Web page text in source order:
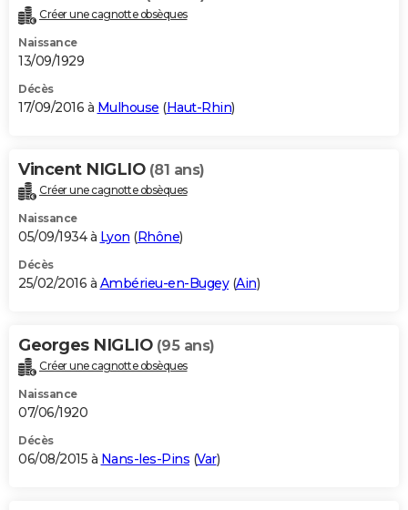
Créer une cagnotte obsèques
Naissance
13/09/1929
Décès
17/09/2016 à Mulhouse (Haut-Rhin)
Vincent NIGLIO (81 ans)
Créer une cagnotte obsèques
Naissance
05/09/1934 à Lyon (Rhône)
Décès
25/02/2016 à Ambérieu-en-Bugey(Ain)
Georges NIGLIO (95 ans)
Créer une cagnotte obsèques
Naissance
07/06/1920
Décès
06/08/2015 à Nans-les-Pins (Var)